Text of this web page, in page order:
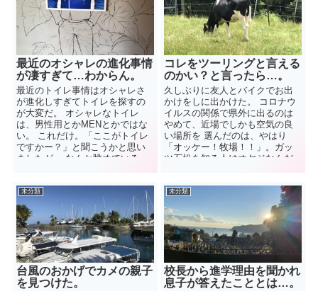
最近のオシャレの進化事情
が凄すぎて…わからん。
最近のトイレ事情はオシャレさ
が進化しすぎてトイレを探すの
が大変だ。 オシャレなトイレ
は、男性用とかMENとかではな
い。 これだけ。「ここがトイレ
ですかー？」と聞こうかと思い
ましたが、 なんか眺めている
コレをツーリングと言える
のかい？と言ったら…。
久しぶりに友人とバイクでお出
かけをしに出かけた。 コロナウ
イルスの関係で県外に出るのは
やめて、近場でしかも空気の良
い場所を 選んだのは、やはり
「オッケー！牧場！！」。ガッ
ツ石松を知る人はオヤジなんだ
未分類
台風のおかげでカメの親子
を見つけた。
未分類
校長から進学理由を聞かれ
息子が答えたこととは…。